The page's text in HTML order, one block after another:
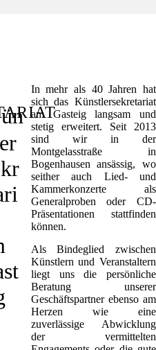
Taucher
ün
In mehr als 40 Jahren hat
sich das Künstlersekretariat
am Gasteig langsam und
stetig erweitert. Seit 2013
sind wir in der
Montgelasstraße in
Bogenhausen ansässig, wo
seither auch Lied- und
Kammerkonzerte als
Generalproben oder CD-
Präsentationen stattfinden
können.
Als Bindeglied zwischen
Künstlern und Veranstaltern
liegt uns die persönliche
Beratung unserer
Geschäftspartner ebenso am
Herzen wie eine
zuverlässige Abwicklung
der vermittelten